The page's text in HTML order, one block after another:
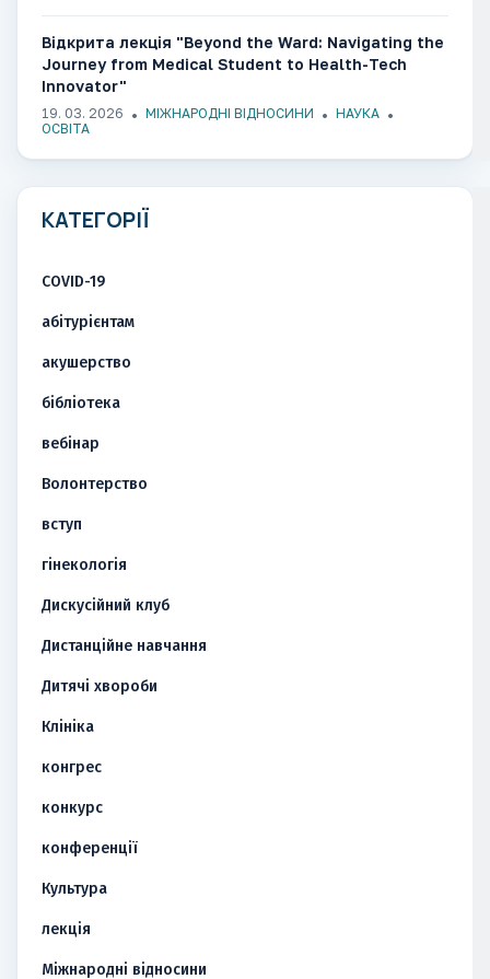
Відкрита лекція "Beyond the Ward: Navigating the
Journey from Medical Student to Health-Tech
Innovator"
19. 03. 2026 МІЖНАРОДНІ ВІДНОСИНИ
НАУКА
ОСВІТА
КАТЕГОРІЇ
COVID-19
абітурієнтам
акушерство
бібліотека
вебінар
Волонтерство
вступ
гінекологія
Дискусійний клуб
Дистанційне навчання
Дитячі хвороби
Клініка
конгрес
конкурс
конференції
Культура
лекція
Міжнародні відносини